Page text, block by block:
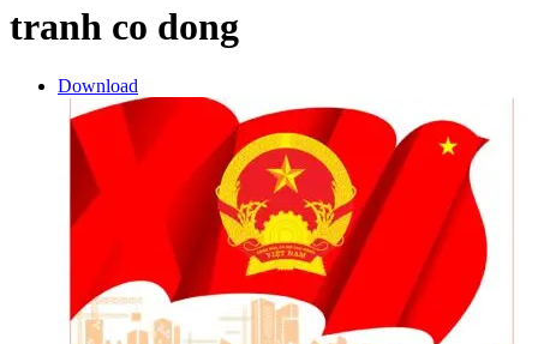
tranh co dong
Download